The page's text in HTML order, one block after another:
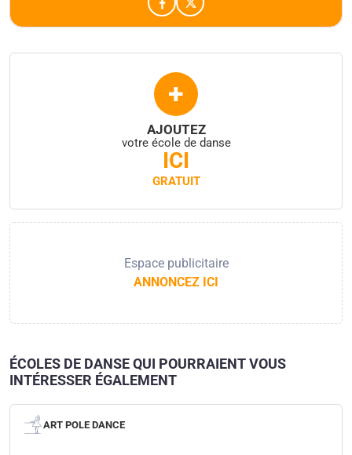
+
AJOUTEZ
votre école de danse
ICI
GRATUIT
Espace publicitaire
ANNONCEZ ICI
ÉCOLES DE DANSE QUI POURRAIENT VOUS
INTÉRESSER ÉGALEMENT
ART POLE DANCE